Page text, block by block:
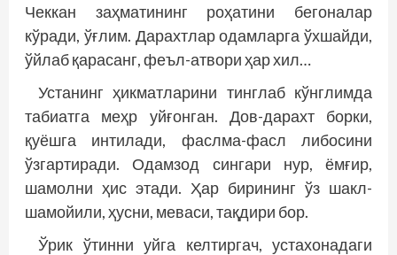
Чеккан заҳматининг роҳатини бегоналар
кўради, ўғлим. Дарахтлар одамларга ўхшайди,
ўйлаб қарасанг, феъл-атвори ҳар хил…
Устанинг ҳикматларини тинглаб кўнглимда
табиатга меҳр уйғонган. Дов-дарахт борки,
қуёшга интилади, фаслма-фасл либосини
ўзгартиради. Одамзод сингари нур, ёмғир,
шамолни ҳис этади. Ҳар бирининг ўз шакл-
шамойили, ҳусни, меваси, тақдири бор.
Ўрик ўтинни уйга келтиргач, устахонадаги